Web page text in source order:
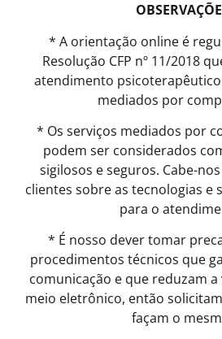
* A orientação online é
Resolução CFP nº 11/2018
atendimento
mediados por
* Os serviços mediados por
podem ser considerados
sigilosos e seguros. Cabe-
clientes sobre as tecnologias e
para o
* É nosso dever tomar
procedimentos técnicos que
comunicação e que reduzam
meio eletrônico, então
façam o